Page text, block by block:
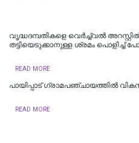
വൃദ്ധദമ്പതികളെ വെർച്ച്വൽ
തട്ടിയെടുക്കാനുള്ള ശ്രമം പൊളിച്ച്
READ MORE
പായിപ്പാട് ഗ്രാമപഞ്ചായത്തിൽ
READ MORE